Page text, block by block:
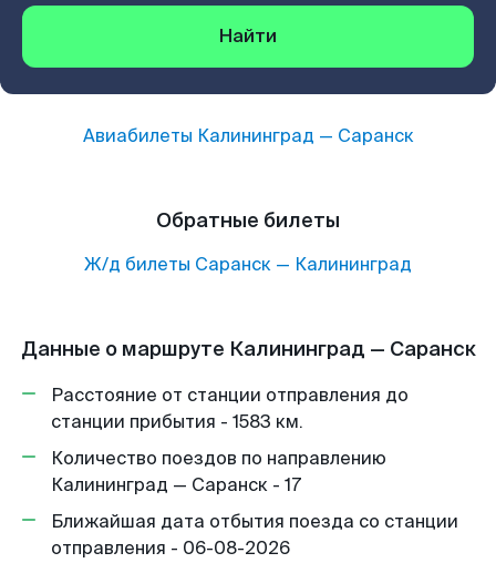
Найти
Авиабилеты Калининград — Саранск
Обратные билеты
Ж/д билеты Саранск — Калининград
Данные о маршруте Калининград — Саранск
Расстояние от станции отправления до
станции прибытия - 1583 км.
Количество поездов по направлению
Калининград — Саранск - 17
Ближайшая дата отбытия поезда со станции
отправления - 06-08-2026